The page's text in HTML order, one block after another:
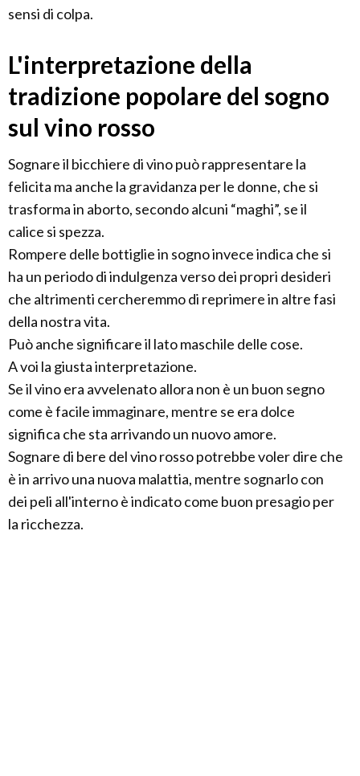
sensi di colpa.
L'interpretazione della
tradizione popolare del sogno
sul vino rosso
Sognare il bicchiere di vino può rappresentare la
felicita ma anche la gravidanza per le donne, che si
trasforma in aborto, secondo alcuni “maghi”, se il
calice si spezza.
Rompere delle bottiglie in sogno invece indica che si
ha un periodo di indulgenza verso dei propri desideri
che altrimenti cercheremmo di reprimere in altre fasi
della nostra vita.
Può anche significare il lato maschile delle cose.
A voi la giusta interpretazione.
Se il vino era avvelenato allora non è un buon segno
come è facile immaginare, mentre se era dolce
significa che sta arrivando un nuovo amore.
Sognare di bere del vino rosso potrebbe voler dire che
è in arrivo una nuova malattia, mentre sognarlo con
dei peli all'interno è indicato come buon presagio per
la ricchezza.